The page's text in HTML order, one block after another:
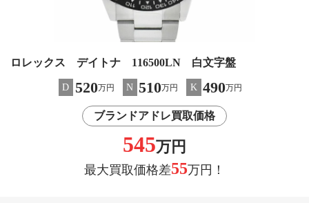
ロレックス デイトナ 116500LN 白文字盤
D 520万円 N 510万円 K 490万円
ブランドアドレ買取価格
545万円
最大買取価格差55万円！